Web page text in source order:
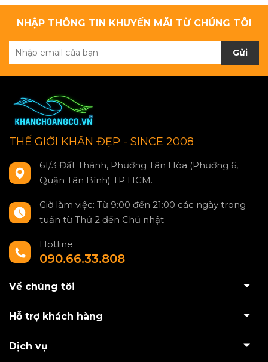
NHẬP THÔNG TIN KHUYẾN MÃI TỪ CHÚNG TÔI
Gửi
THẾ GIỚI KHĂN ĐẸP - SINCE 2008
61/3 Đất Thánh, Phường Tân Hòa (Phường 6,
Quận Tân Bình) TP HCM.
Giờ làm việc: Từ 9:00 đến 21:00 các ngày trong
tuần từ Thứ 2 đến Chủ nhật
Hotline
090.66.33.808
Về chúng tôi
Hỗ trợ khách hàng
Dịch vụ